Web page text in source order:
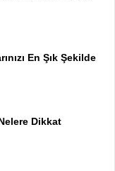
En Şık Şekilde
Dikkat